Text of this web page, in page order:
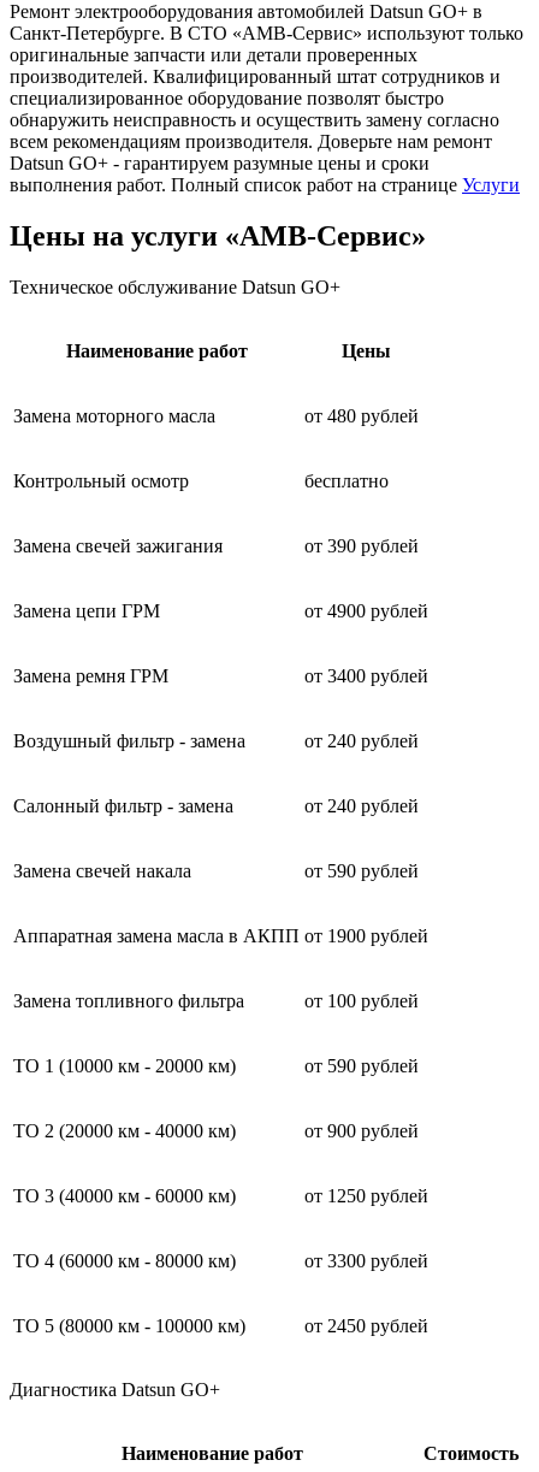
Ремонт электрооборудования автомобилей Datsun GO+ в
Санкт-Петербурге. В СТО «АМВ-Сервис» используют только
оригинальные запчасти или детали проверенных
производителей. Квалифицированный штат сотрудников и
специализированное оборудование позволят быстро
обнаружить неисправность и осуществить замену согласно
всем рекомендациям производителя. Доверьте нам ремонт
Datsun GO+ - гарантируем разумные цены и сроки
выполнения работ. Полный список работ на странице Услуги
Цены на услуги «АМВ-Сервис»
Техническое обслуживание Datsun GO+
Наименование работ Цены
Замена моторного масла от 480 рублей
Контрольный осмотр бесплатно
Замена свечей зажигания от 390 рублей
Замена цепи ГРМ от 4900 рублей
Замена ремня ГРМ от 3400 рублей
Воздушный фильтр - замена от 240 рублей
Салонный фильтр - замена от 240 рублей
Замена свечей накала от 590 рублей
Аппаратная замена масла в АКПП от 1900 рублей
Замена топливного фильтра от 100 рублей
ТО 1 (10000 км - 20000 км) от 590 рублей
ТО 2 (20000 км - 40000 км) от 900 рублей
ТО 3 (40000 км - 60000 км) от 1250 рублей
ТО 4 (60000 км - 80000 км) от 3300 рублей
ТО 5 (80000 км - 100000 км) от 2450 рублей
Диагностика Datsun GO+
Наименование работ Стоимость